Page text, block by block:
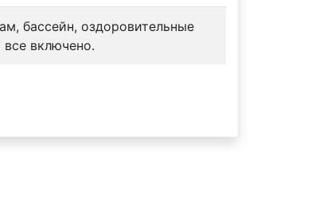
бассейн, оздоровительные
включено.